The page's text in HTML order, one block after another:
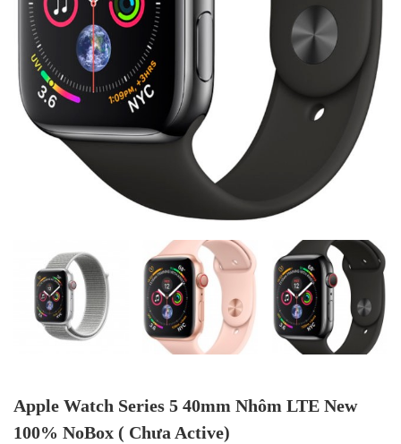
Apple Watch Series 5 40mm Nhôm LTE New
100% NoBox ( Chưa Active)